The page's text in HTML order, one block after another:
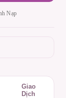
Nạp
Giao
Dịch